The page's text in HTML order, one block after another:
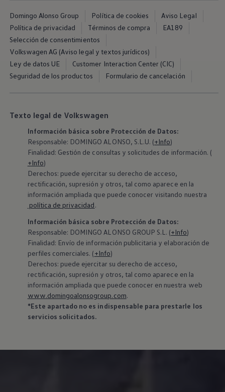
Volkswagen Taxis
Movilidad Eléctrica
Vehículos eléctricos disponibles
Vehículos híbridos enchufables
Todo sobre ID.
Cambiando a la movilidad eléctrica
Actualización de Software ID.
Carga y autonomía
Cargador ID.
Tecnología y desarrollo
Reutilización de las baterias
El sonido del ID.
Plan Auto+ en Canarias
Mundo Volkswagen
Volkswagen Canarias
Digital Showroom
Club Fidelización
Sala de Prensa
Blog
Domingo Alonso Group Política de cookies
Aviso Legal
Política de privacidad
Términos de compra
EA189
Selección de consentimientos
Volkswagen AG (Aviso legal y textos jurídicos)
Ley de datos UE
Customer Interaction Center (CIC)
Seguridad de los productos
Formulario de cancelación
Texto legal de Volkswagen
Información básica sobre Protección de Datos:
Responsable: DOMINGO ALONSO, S.L.U. (+Info)
Finalidad: Gestión de consultas y solicitudes de información. (
+Info)
Derechos: puede ejercitar su derecho de acceso,
rectificación, supresión y otros, tal como aparece en la
información ampliada que puede conocer visitando nuestra
política de privacidad.
Información básica sobre Protección de Datos:
‍Responsable: DOMINGO ALONSO GROUP S.L. (+Info)
Finalidad: Envío de información publicitaria y elaboración de
perfiles comerciales. (+Info)
Derechos: puede ejercitar su derecho de acceso,
rectificación, supresión y otros, tal como aparece en la
información ampliada que puede conocer en nuestra web
www.domingoalonsogroup.com.
*Este apartado no es indispensable para prestarle los
servicios solicitados.